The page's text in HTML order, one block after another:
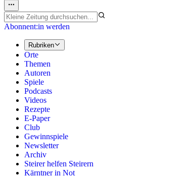
Abonnent:in werden
Rubriken
Orte
Themen
Autoren
Spiele
Podcasts
Videos
Rezepte
E-Paper
Club
Gewinnspiele
Newsletter
Archiv
Steirer helfen Steirern
Kärntner in Not